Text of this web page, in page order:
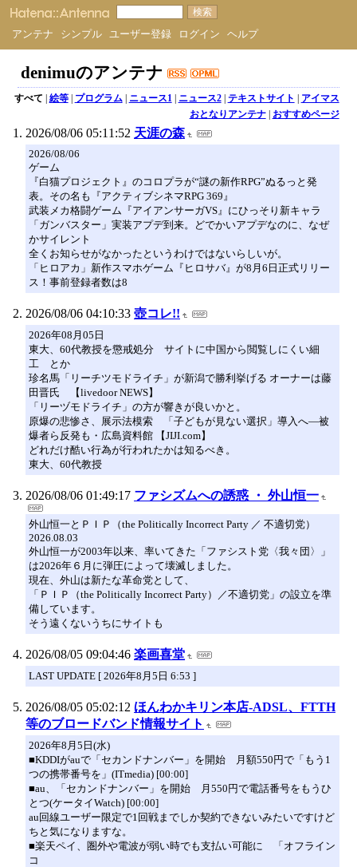
アンテナ シンプル ユーザー登録 ログイン ヘルプ
denimuのアンテナ
すべて | 絵等| プログラム| ニュース1| ニュース2| テキストサイト | アイマス
おとなりアンテナ| おすすめページ
2026/08/06 05:11:52 天涯の森
2026/08/06
ゲーム
『白猫プロジェクト』のコロプラが“謎の新作RPG”ぬるっと発
表。その名も『アクティブシネマRPG 369』
武装メカ格闘ゲーム『アイアンサーガVS』にひっそり新キャラ
「ガンバスター」実装アプデ到来。どでかいアプデなのに、なぜ
かサイレント
全くお知らせがなかったというわけではないらしいが。
「ヒロアカ」新作スマホゲーム『ヒロサバ』が8月6日正式リリー
ス！事前登録者数は8
2026/08/06 04:10:33 壺コレ!!
2026年08月05日
東大、60代教授を懲戒処分 サイトに中国から閲覧しにくい細
工 とか
珍名馬「リーチツモドライチ」が新潟で勝利挙げる オーナーは藤
田晋氏 【livedoor NEWS】
「リーヅモドライチ」の方が響きが良いかと。
原爆の悲惨さ、展示法模索 「子どもが見ない選択」導入へ―被
爆者ら反発も・広島資料館 【JIJI.com】
どれだけ酷い行為が行われたかは知るべき。
東大、60代教授
2026/08/06 01:49:17 ファシズムへの誘惑 ・ 外山恒一
外山恒一とＰＩＰ（the Politically Incorrect Party ／ 不適切党）
2026.08.03
外山恒一が2003年以来、率いてきた「ファシスト党〈我々団〉」
は2026年６月に弾圧によって壊滅しました。
現在、外山は新たな革命党として、
「ＰＩＰ（the Politically Incorrect Party）／不適切党」の設立を準
備しています。
そう遠くないうちにサイトも
2026/08/05 09:04:46 楽画喜堂
LAST UPDATE [ 2026年8月5日 6:53 ]
2026/08/05 05:02:12 ほんわかキリン本店-ADSL、FTTH
等のブロードバンド情報サイト
2026年8月5日(水)
■KDDIがauで「セカンドナンバー」を開始 月額550円で「もう1
つの携帯番号を」(ITmedia) [00:00]
■au、「セカンドナンバー」を開始 月550円で電話番号をもうひ
とつ(ケータイWatch) [00:00]
au回線ユーザー限定で1回戦までしか契約できないみたいですけど
ちと気になりますな。
■楽天ペイ、圏外や電波が弱い時でも支払い可能に 「オフライン
コ